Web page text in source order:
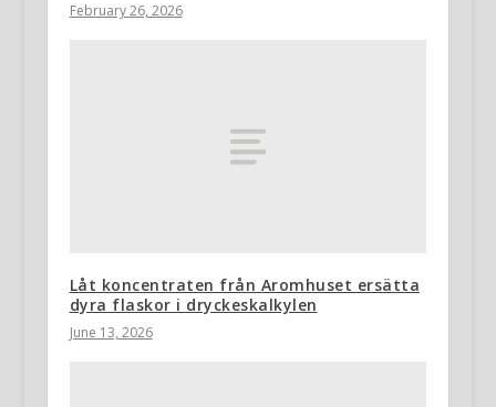
February 26, 2026
Låt koncentraten från Aromhuset ersätta
dyra flaskor i dryckeskalkylen
June 13, 2026